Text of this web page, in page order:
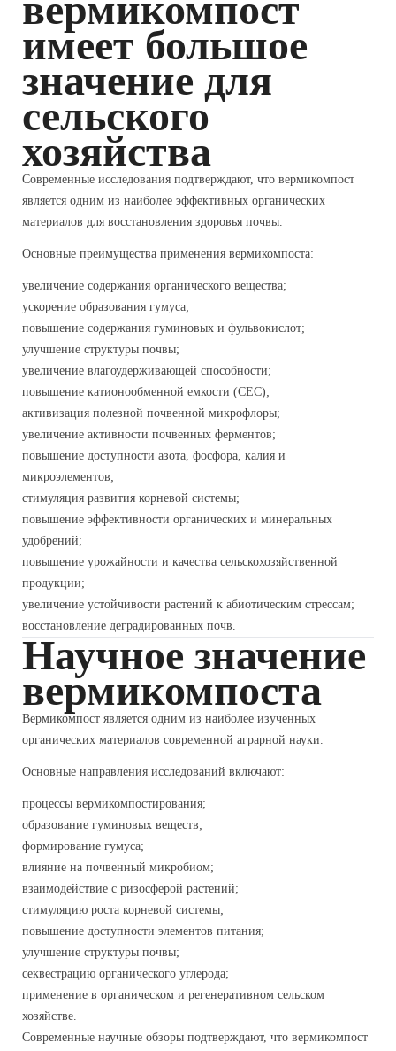
вермикомпост
имеет большое
значение для
сельского
хозяйства
Современные исследования подтверждают, что вермикомпост
является одним из наиболее эффективных органических
материалов для восстановления здоровья почвы.
Основные преимущества применения вермикомпоста:
увеличение содержания органического вещества;
ускорение образования гумуса;
повышение содержания гуминовых и фульвокислот;
улучшение структуры почвы;
увеличение влагоудерживающей способности;
повышение катионообменной емкости (CEC);
активизация полезной почвенной микрофлоры;
увеличение активности почвенных ферментов;
повышение доступности азота, фосфора, калия и
микроэлементов;
стимуляция развития корневой системы;
повышение эффективности органических и минеральных
удобрений;
повышение урожайности и качества сельскохозяйственной
продукции;
увеличение устойчивости растений к абиотическим стрессам;
восстановление деградированных почв.
Научное значение
вермикомпоста
Вермикомпост является одним из наиболее изученных
органических материалов современной аграрной науки.
Основные направления исследований включают:
процессы вермикомпостирования;
образование гуминовых веществ;
формирование гумуса;
влияние на почвенный микробиом;
взаимодействие с ризосферой растений;
стимуляцию роста корневой системы;
повышение доступности элементов питания;
улучшение структуры почвы;
секвестрацию органического углерода;
применение в органическом и регенеративном сельском
хозяйстве.
Современные научные обзоры подтверждают, что вермикомпост